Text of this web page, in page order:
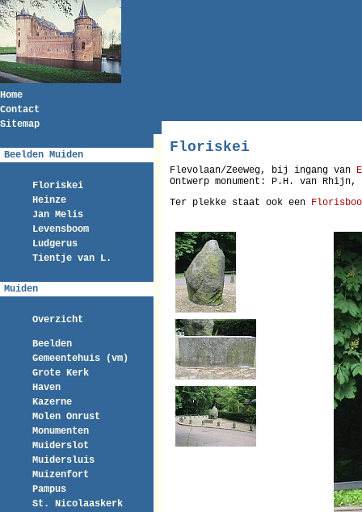
Home
Contact
Sitemap
Beelden Muiden
Floriskei
Heinze
Jan Melis
Levensboom
Ludgerus
Tientje van L.
Muiden
Overzicht
Beelden
Gemeentehuis (vm)
Grote Kerk
Haven
Kazerne
Molen Onrust
Monumenten
Muiderslot
Muidersluis
Muizenfort
Pampus
St. Nicolaaskerk
Floriskei
Flevolaan/Zeeweg, bij ingang van
Ontwerp monument: P.H. van Rhijn,
Ter plekke staat ook een